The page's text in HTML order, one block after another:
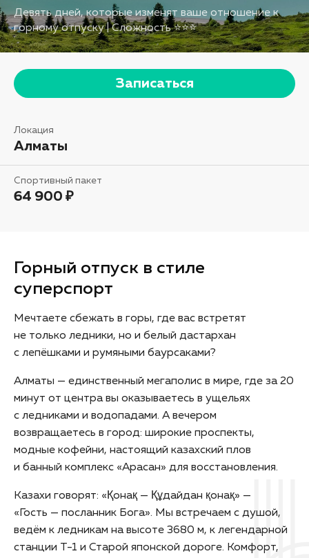
Девять дней, которые изменят ваше отношение к
горному отпуску | Сложность ⭐️⭐️⭐️
Записаться
Локация
Алматы
Спортивный пакет
64 900 ₽
Горный отпуск в стиле
суперспорт
Мечтаете сбежать в горы, где вас встретят
не только ледники, но и белый дастархан
с лепёшками и румяными баурсаками?
Алматы — единственный мегаполис в мире, где за 20
минут от центра вы оказываетесь в ущельях
с ледниками и водопадами. А вечером
возвращаетесь в город: широкие проспекты,
модные кофейни, настоящий казахский плов
и банный комплекс «Арасан» для восстановления.
Казахи говорят: «Қонақ — Құдайдан қонақ» —
«Гость — посланник Бога». Мы встречаем с душой,
ведём к ледникам на высоте 3680 м, к легендарной
станции Т-1 и Старой японской дороге. Комфорт,